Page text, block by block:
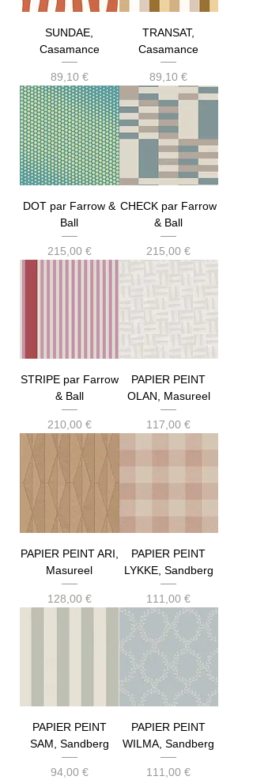
SUNDAE,
Casamance
Prix
89,10 €
TRANSAT,
Casamance
Prix
89,10 €
DOT par Farrow &
Ball
Prix
215,00 €
CHECK par Farrow
& Ball
Prix
215,00 €
STRIPE par Farrow
& Ball
Prix
210,00 €
PAPIER PEINT
OLAN, Masureel
Prix
117,00 €
PAPIER PEINT ARI,
Masureel
Prix
128,00 €
PAPIER PEINT
LYKKE, Sandberg
Prix
111,00 €
PAPIER PEINT
SAM, Sandberg
Prix
94,00 €
PAPIER PEINT
WILMA, Sandberg
Prix
111,00 €